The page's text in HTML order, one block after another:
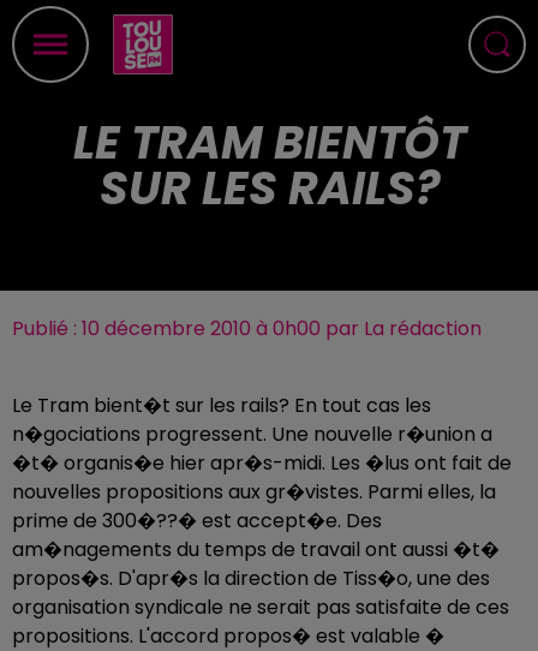
LE TRAM BIENTÔT
SUR LES RAILS?
Publié : 10 décembre 2010 à 0h00 par La rédaction
Le Tram bient�t sur les rails? En tout cas les
n�gociations progressent. Une nouvelle r�union a
�t� organis�e hier apr�s-midi. Les �lus ont fait de
nouvelles propositions aux gr�vistes. Parmi elles, la
prime de 300�??� est accept�e. Des
am�nagements du temps de travail ont aussi �t�
propos�s. D'apr�s la direction de Tiss�o, une des
organisation syndicale ne serait pas satisfaite de ces
propositions. L'accord propos� est valable �